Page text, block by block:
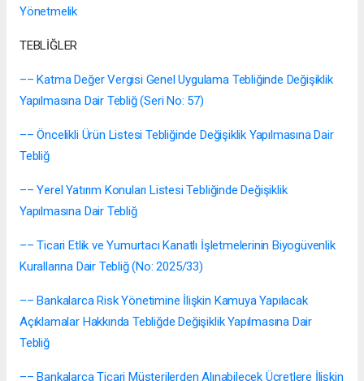
Yönetmelik
TEBLİĞLER
–– Katma Değer Vergisi Genel Uygulama Tebliğinde Değişiklik
Yapılmasına Dair Tebliğ (Seri No: 57)
–– Öncelikli Ürün Listesi Tebliğinde Değişiklik Yapılmasına Dair
Tebliğ
–– Yerel Yatırım Konuları Listesi Tebliğinde Değişiklik
Yapılmasına Dair Tebliğ
–– Ticari Etlik ve Yumurtacı Kanatlı İşletmelerinin Biyogüvenlik
Kurallarına Dair Tebliğ (No: 2025/33)
–– Bankalarca Risk Yönetimine İlişkin Kamuya Yapılacak
Açıklamalar Hakkında Tebliğde Değişiklik Yapılmasına Dair
Tebliğ
–– Bankalarca Ticari Müşterilerden Alınabilecek Ücretlere İlişkin